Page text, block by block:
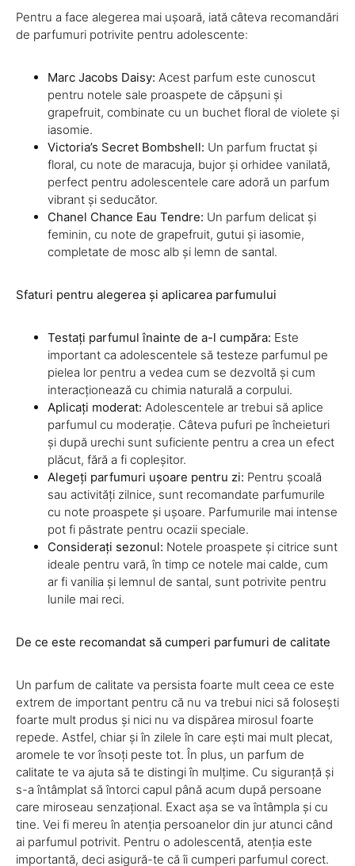
Pentru a face alegerea mai ușoară, iată câteva recomandări
de parfumuri potrivite pentru adolescente:
Marc Jacobs Daisy: Acest parfum este cunoscut
pentru notele sale proaspete de căpșuni și
grapefruit, combinate cu un buchet floral de violete și
iasomie.
Victoria’s Secret Bombshell: Un parfum fructat și
floral, cu note de maracuja, bujor și orhidee vanilată,
perfect pentru adolescentele care adoră un parfum
vibrant și seducător.
Chanel Chance Eau Tendre: Un parfum delicat și
feminin, cu note de grapefruit, gutui și iasomie,
completate de mosc alb și lemn de santal.
Sfaturi pentru alegerea și aplicarea parfumului
Testați parfumul înainte de a-l cumpăra: Este
important ca adolescentele să testeze parfumul pe
pielea lor pentru a vedea cum se dezvoltă și cum
interacționează cu chimia naturală a corpului.
Aplicați moderat: Adolescentele ar trebui să aplice
parfumul cu moderație. Câteva pufuri pe încheieturi
și după urechi sunt suficiente pentru a crea un efect
plăcut, fără a fi copleșitor.
Alegeți parfumuri ușoare pentru zi: Pentru școală
sau activități zilnice, sunt recomandate parfumurile
cu note proaspete și ușoare. Parfumurile mai intense
pot fi păstrate pentru ocazii speciale.
Considerați sezonul: Notele proaspete și citrice sunt
ideale pentru vară, în timp ce notele mai calde, cum
ar fi vanilia și lemnul de santal, sunt potrivite pentru
lunile mai reci.
De ce este recomandat să cumperi parfumuri de calitate
Un parfum de calitate va persista foarte mult ceea ce este
extrem de important pentru că nu va trebui nici să folosești
foarte mult produs și nici nu va dispărea mirosul foarte
repede. Astfel, chiar și în zilele în care ești mai mult plecat,
aromele te vor însoți peste tot. În plus, un parfum de
calitate te va ajuta să te distingi în mulțime. Cu siguranță și
s-a întâmplat să întorci capul până acum după persoane
care miroseau senzațional. Exact așa se va întâmpla și cu
tine. Vei fi mereu în atenția persoanelor din jur atunci când
ai parfumul potrivit. Pentru o adolescentă, atenția este
importantă, deci asigură-te că îi cumperi parfumul corect.